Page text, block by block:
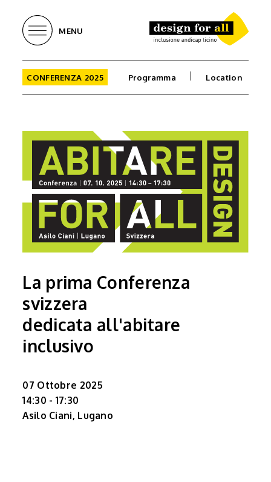
MENU
CONFERENZA 2025 Programma Location
La prima Conferenza
svizzera
dedicata all'abitare
inclusivo
07 Ottobre 2025
14:30 - 17:30
Asilo Ciani, Lugano